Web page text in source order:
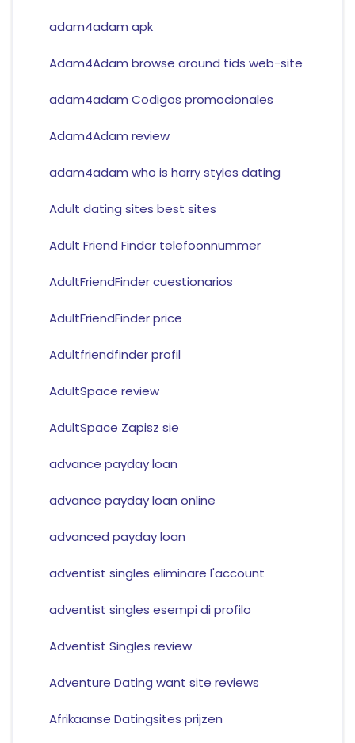
adam4adam apk
Adam4Adam browse around tids web-site
adam4adam Codigos promocionales
Adam4Adam review
adam4adam who is harry styles dating
Adult dating sites best sites
Adult Friend Finder telefoonnummer
AdultFriendFinder cuestionarios
AdultFriendFinder price
Adultfriendfinder profil
AdultSpace review
AdultSpace Zapisz sie
advance payday loan
advance payday loan online
advanced payday loan
adventist singles eliminare l'account
adventist singles esempi di profilo
Adventist Singles review
Adventure Dating want site reviews
Afrikaanse Datingsites prijzen